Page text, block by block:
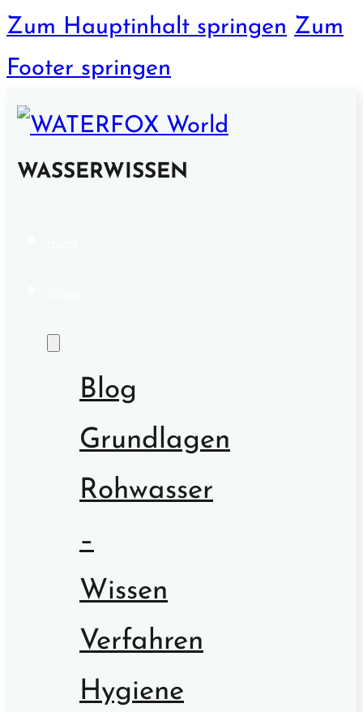
Zum Hauptinhalt springen Zum
Footer springen
WASSERWISSEN
Blog
Grundlagen
Rohwasser
–
Wissen
Verfahren
Hygiene